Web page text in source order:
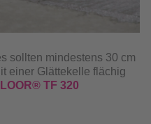
sollten mindestens 30 cm
einer Glättekelle flächig
TF 320